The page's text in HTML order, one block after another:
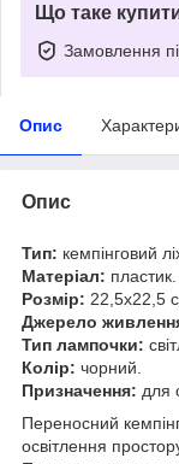
Що таке
Замовлення
Опис
Опис
Тип: кемпінговий
Матеріал: пластик.
Розмір: 22,5х22,5
Джерело
Тип лампочки:
Колір: чорний.
Призначення: для
Переносний
освітлення